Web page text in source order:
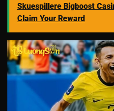
Skuespillere Bigboost
Claim Your Reward